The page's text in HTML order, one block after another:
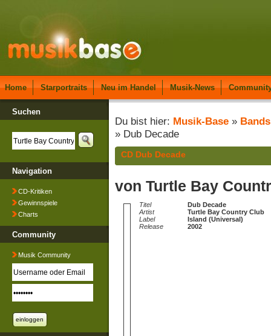
Home Starportraits Neu im Handel Musik-News
Suchen
Navigation
CD-Kritiken
Gewinnspiele
Charts
Community
Musik Community
Du bist hier: Musik-Base » Bands
» Dub Decade
CD Dub Decade
von Turtle Bay
Titel
Dub Decade
Artist
Turtle Bay Country Club
Label
Island (Universal)
Release
2002